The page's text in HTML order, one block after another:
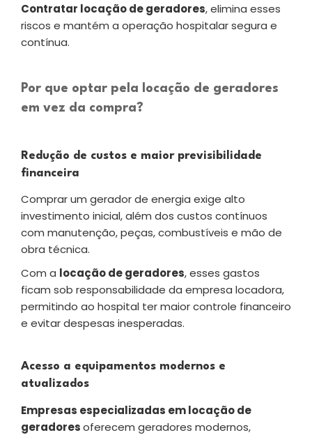
Contratar locação de geradores, elimina esses
riscos e mantém a operação hospitalar segura e
contínua.
Por que optar pela locação de geradores
em vez da compra?
Redução de custos e maior previsibilidade
financeira
Comprar um gerador de energia exige alto
investimento inicial, além dos custos contínuos
com manutenção, peças, combustíveis e mão de
obra técnica.
Com a locação de geradores, esses gastos
ficam sob responsabilidade da empresa locadora,
permitindo ao hospital ter maior controle financeiro
e evitar despesas inesperadas.
Acesso a equipamentos modernos e
atualizados
Empresas especializadas em locação de
geradoresoferecem geradores modernos,